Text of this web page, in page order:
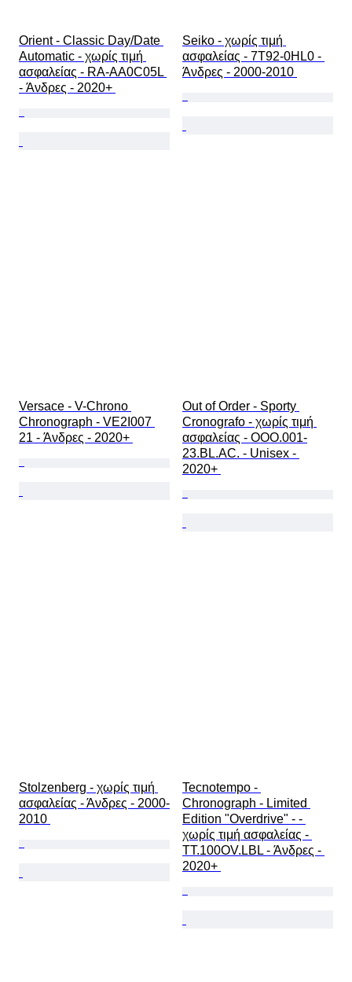
Orient - Classic Day/Date
Automatic - χωρίς τιμή
ασφαλείας - RA-AA0C05L
- Άνδρες - 2020+
Seiko - χωρίς τιμή
ασφαλείας - 7T92-0HL0 -
Άνδρες - 2000-2010
Versace - V-Chrono
Chronograph - VE2I007
21 - Άνδρες - 2020+
Out of Order - Sporty
Cronografo - χωρίς τιμή
ασφαλείας - OOO.001-
23.BL.AC. - Unisex -
2020+
Stolzenberg - χωρίς τιμή
ασφαλείας - Άνδρες - 2000-
2010
Tecnotempo -
Chronograph - Limited
Edition "Overdrive" - -
χωρίς τιμή ασφαλείας -
TT.100OV.LBL - Άνδρες -
2020+